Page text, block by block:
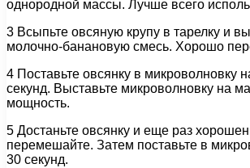
однородной массы. Лучше всего
3 Всыпьте овсяную крупу в тарелку и
молочно-банановую смесь. Хорошо
4 Поставьте овсянку в микроволновку
секунд. Выставьте микроволновку на
мощность.
5 Достаньте овсянку и еще раз
перемешайте. Затем поставьте в
30 секунд.